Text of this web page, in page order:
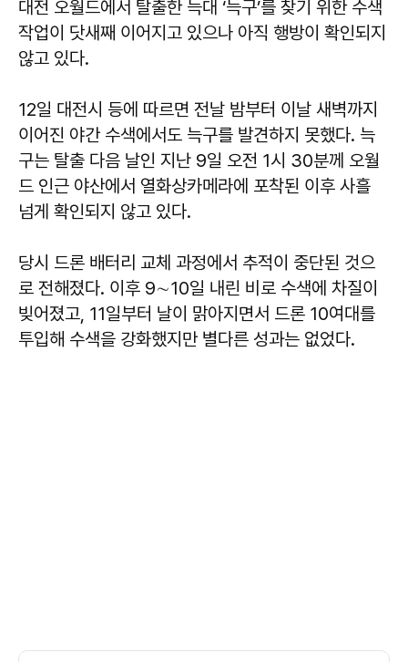
대전 오월드에서 탈출한 늑대 ‘늑구’를 찾기 위한 수색
작업이 닷새째 이어지고 있으나 아직 행방이 확인되지
않고 있다.
12일 대전시 등에 따르면 전날 밤부터 이날 새벽까지
이어진 야간 수색에서도 늑구를 발견하지 못했다. 늑
구는 탈출 다음 날인 지난 9일 오전 1시 30분께 오월
드 인근 야산에서 열화상카메라에 포착된 이후 사흘
넘게 확인되지 않고 있다.
당시 드론 배터리 교체 과정에서 추적이 중단된 것으
로 전해졌다. 이후 9∼10일 내린 비로 수색에 차질이
빚어졌고, 11일부터 날이 맑아지면서 드론 10여대를
투입해 수색을 강화했지만 별다른 성과는 없었다.